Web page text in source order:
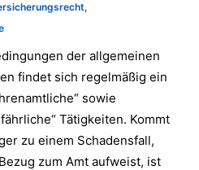
,
der allgemeinen
findet sich regelmäßig ein
sowie
Tätigkeiten. Kommt
zu einem Schadensfall,
zum Amt aufweist, ist